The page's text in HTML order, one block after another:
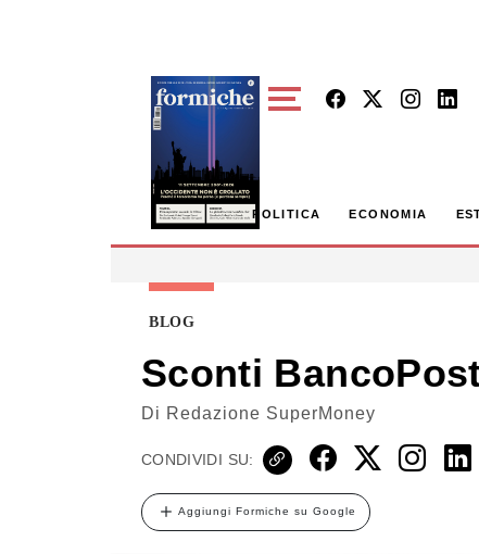
POLITICA ECONOMIA
BLOG
Sconti
Di Redazione SuperMoney
CONDIVIDI SU:
Aggiungi Formiche su Google